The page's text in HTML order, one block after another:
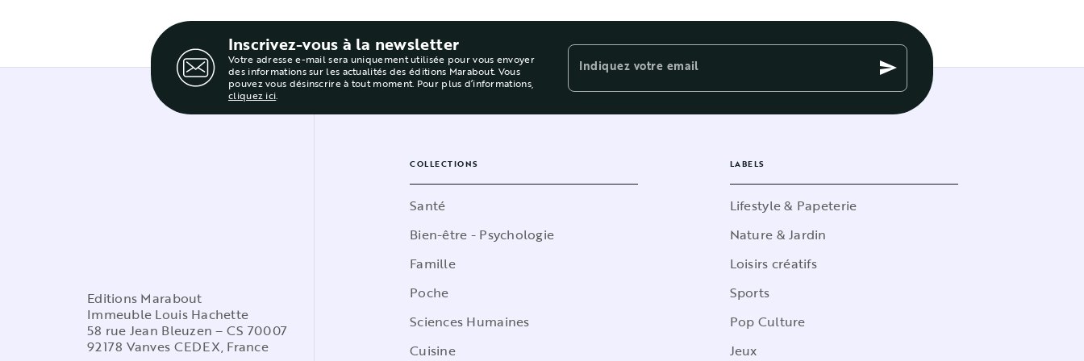
Inscrivez-vous à la newsletter
Votre adresse e-mail sera uniquement utilisée pour vous envoyer
des informations sur les actualités des éditions Marabout. Vous
pouvez vous désinscrire à tout moment. Pour plus d’informations,
cliquez ici.
Indiquez votre email send
Editions Marabout
Immeuble Louis Hachette
58 rue Jean Bleuzen – CS 70007
92178 Vanves CEDEX, France
COLLECTIONS
Santé
Bien-être - Psychologie
Famille
Poche
Sciences Humaines
Cuisine
LABELS
Lifestyle & Papeterie
Nature & Jardin
Loisirs créatifs
Sports
Pop Culture
Jeux